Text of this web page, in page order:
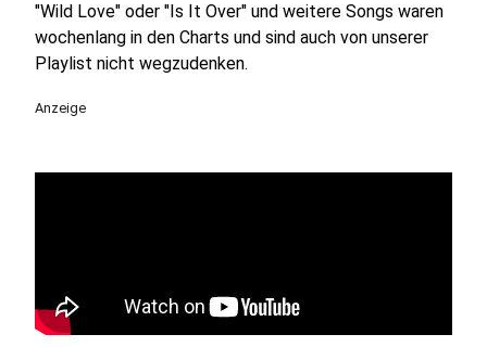
"Wild Love" oder "Is It Over" und weitere Songs waren
wochenlang in den Charts und sind auch von unserer
Playlist nicht wegzudenken.
Anzeige